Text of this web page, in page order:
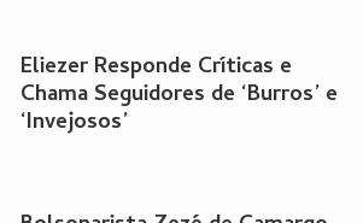
Eliezer Responde Críticas e
Chama Seguidores de ‘Burros’ e
‘Invejosos’